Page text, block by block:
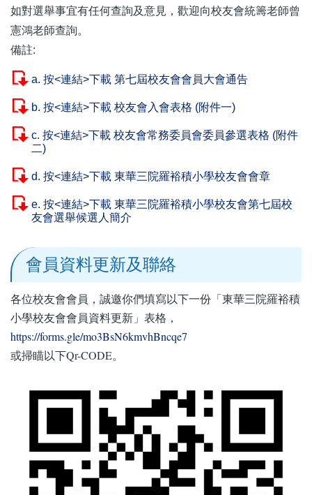
如對選舉事宜有任何查詢及意見，歡迎向校友會統籌老師曾
憲鴻老師查詢。
備註:
a. 按<連結>下載 第七屆校友會會員大會通告
b. 按<連結>下載 校友會入會表格 (附件一)
c. 按<連結>下載 校友會常務委員會委員參選表格 (附件
二)
d. 按<連結>下載 東華三院羅裕積小學校友會會章
e. 按<連結>下載 東華三院羅裕積小學校友會第七屆校
友會選舉候選人簡介
會員資料更新及聯絡
各位校友會會員，誠邀你們填寫以下一份「東華三院羅裕積
小學校友會會員資料更新」表格，
https://forms.gle/mo3BsN6kmvhBncqe7
或掃瞄以下Qr-CODE。